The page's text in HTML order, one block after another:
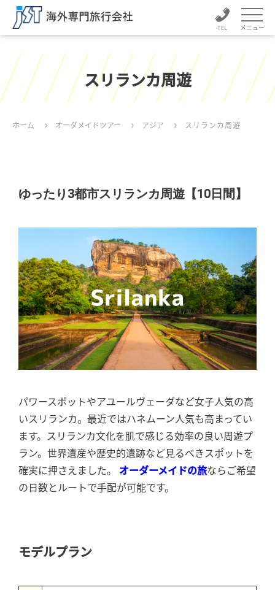
メニュー
スリランカ周遊
ホーム オーダメイドツアー アジア スリランカ周遊
ゆったり3都市スリランカ周遊【10日間】
パワースポットやアユールヴェーダなど女子人気の高
いスリランカ。最近ではハネムーン人気も高まってい
ます。スリランカ文化を肌で感じる効率の良い周遊プ
ラン。世界遺産や歴史的遺跡など見るべきスポットを
確実に押さえました。 オーダーメイドの旅ならご希望
の日数とルートで手配が可能です。
モデルプラン